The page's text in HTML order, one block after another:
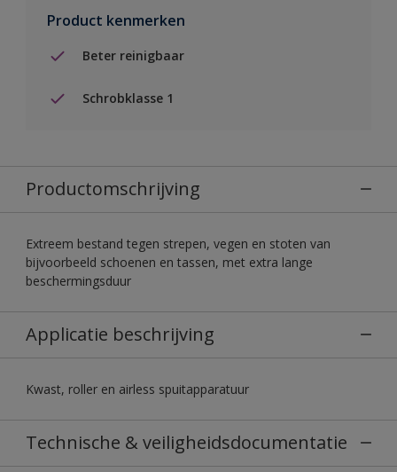
Product kenmerken
Beter reinigbaar
Schrobklasse 1
Productomschrijving
Extreem bestand tegen strepen, vegen en stoten van
bijvoorbeeld schoenen en tassen, met extra lange
beschermingsduur
Applicatie beschrijving
Kwast, roller en airless spuitapparatuur
Technische & veiligheidsdocumentatie